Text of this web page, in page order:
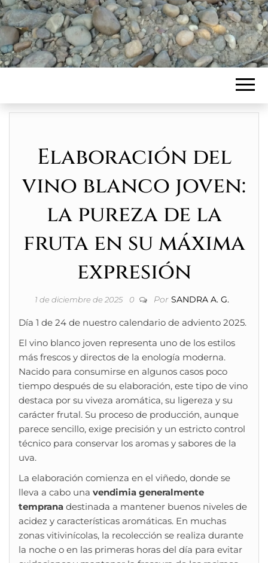
Elaboración del
vino blanco joven:
la pureza de la
fruta en su máxima
expresión
1 de diciembre de 2025 0 Por SANDRA A. G.
Día 1 de 24 de nuestro calendario de adviento 2025.
El vino blanco joven representa uno de los estilos
más frescos y directos de la enología moderna.
Nacido para consumirse en algunos casos poco
tiempo después de su elaboración, este tipo de vino
destaca por su viveza aromática, su ligereza y su
carácter frutal. Su proceso de producción, aunque
parece sencillo, exige precisión y un estricto control
técnico para conservar los aromas y sabores de la
uva.
La elaboración comienza en el viñedo, donde se
lleva a cabo una vendimia generalmente
temprana destinada a mantener buenos niveles de
acidez y características aromáticas. En muchas
zonas vitivinícolas, la recolección se realiza durante
la noche o en las primeras horas del día para evitar